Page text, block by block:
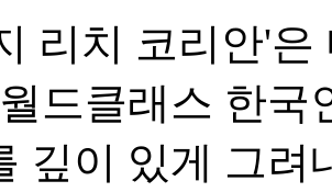
리치 코리안'
드클래스 한국
깊이 있게 그